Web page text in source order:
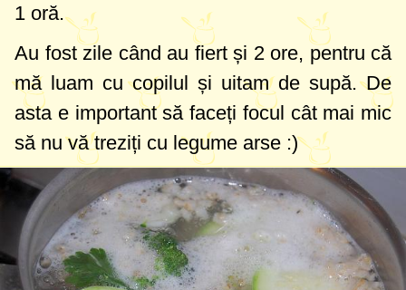
1 oră.
Au fost zile când au fiert și 2 ore, pentru că
mă luam cu copilul și uitam de supă. De
asta e important să faceți focul cât mai mic
să nu vă treziți cu legume arse :)